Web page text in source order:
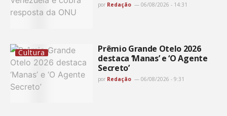
por Redação 06/08/2026 - 14:31
Cultura
Prêmio Grande Otelo 2026
destaca ‘Manas’ e ‘O Agente
Secreto’
por Redação 06/08/2026 - 9:31